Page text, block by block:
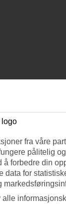
opplevelse.
på kjøkkenet.
RIU-følelsen gir.
den familiære
selv om dette
fra våre
pålitelig
å forbedre din
data for